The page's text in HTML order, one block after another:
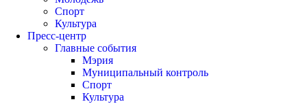
Спорт
Культура
Пресс-центр
Главные события
Мэрия
Муниципальный контроль
Спорт
Культура